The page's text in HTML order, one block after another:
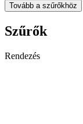
Tovább a szűrőkhöz
Szűrők
Rendezés